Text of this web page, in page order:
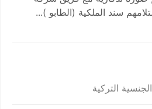
سند الملكية (الطابو )...
الجنسية التركية